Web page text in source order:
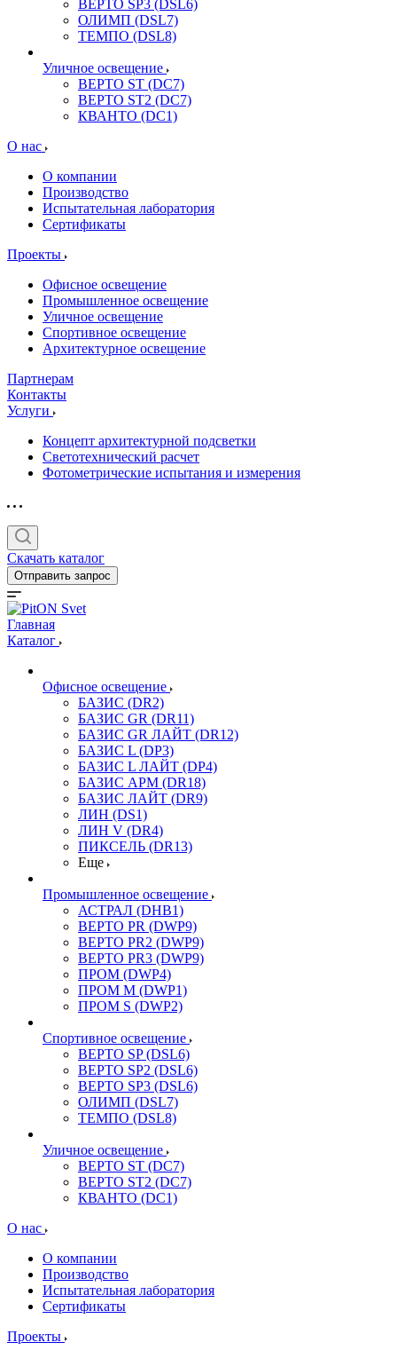
ВЕРТО SP3 (DSL6)
ОЛИМП (DSL7)
ТЕМПО (DSL8)
Уличное освещение
ВЕРТО ST (DC7)
ВЕРТО ST2 (DC7)
КВАНТО (DC1)
О нас
О компании
Производство
Испытательная лаборатория
Сертификаты
Проекты
Офисное освещение
Промышленное освещение
Уличное освещение
Спортивное освещение
Архитектурное освещение
Партнерам
Контакты
Услуги
Концепт архитектурной подсветки
Светотехнический расчет
Фотометрические испытания и измерения
Скачать каталог
Отправить запрос
Главная
Каталог
Офисное освещение
БАЗИС (DR2)
БАЗИС GR (DR11)
БАЗИС GR ЛАЙТ (DR12)
БАЗИС L (DP3)
БАЗИС L ЛАЙТ (DP4)
БАЗИС АРМ (DR18)
БАЗИС ЛАЙТ (DR9)
ЛИН (DS1)
ЛИН V (DR4)
ПИКСЕЛЬ (DR13)
Еще
Промышленное освещение
АСТРАЛ (DHB1)
ВЕРТО PR (DWP9)
ВЕРТО PR2 (DWP9)
ВЕРТО PR3 (DWP9)
ПРОМ (DWP4)
ПРОМ M (DWP1)
ПРОМ S (DWP2)
Спортивное освещение
ВЕРТО SP (DSL6)
ВЕРТО SP2 (DSL6)
ВЕРТО SP3 (DSL6)
ОЛИМП (DSL7)
ТЕМПО (DSL8)
Уличное освещение
ВЕРТО ST (DC7)
ВЕРТО ST2 (DC7)
КВАНТО (DC1)
О нас
О компании
Производство
Испытательная лаборатория
Сертификаты
Проекты